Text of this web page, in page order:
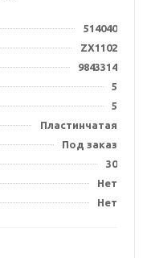
514040
ZX1102
9843314
5
5
Пластинчатая
Под заказ
30
Нет
Нет